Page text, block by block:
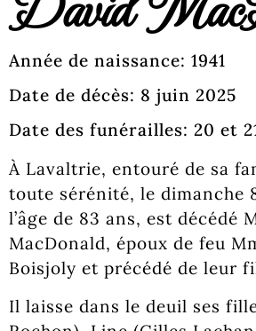
Année de naissance: 1941
Date de décès: 8 juin 2025
Date des funérailles: 20 et
À Lavaltrie, entouré de sa
toute sérénité, le dimanche
l’âge de 83 ans, est décédé
MacDonald, époux de feu
Boisjoly et précédé de leur
Il laisse dans le deuil ses